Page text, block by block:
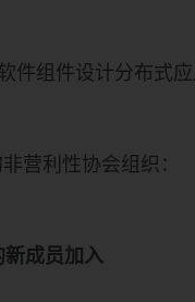
件组件设计分布式
营利性协会组织：
成员加入